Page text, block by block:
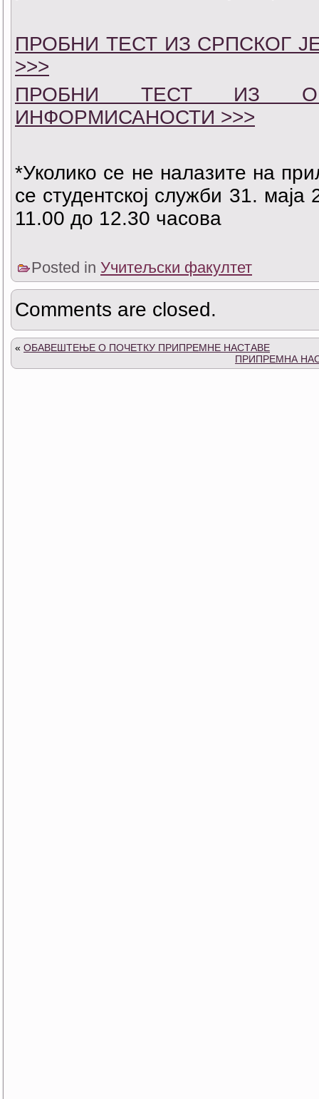
ПРОБНИ ТЕСТ ИЗ СРПСКОГ
>>>
ПРОБНИ ТЕСТ ИЗ
ИНФОРМИСАНОСТИ >>>
*Уколико се не налазите на
се студентској служби 31.
11.00 до 12.30 часова
Posted in Учитељски факултет
Comments are closed.
« ОБАВЕШТЕЊЕ О ПОЧЕТКУ ПРИПРЕМНЕ НАСТАВЕ
ПРИПРЕМНА